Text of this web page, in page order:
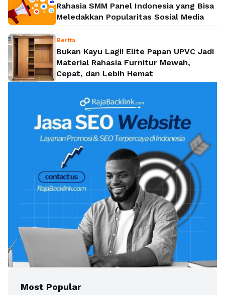
Rahasia SMM Panel Indonesia yang Bisa
Meledakkan Popularitas Sosial Media
Berita
Bukan Kayu Lagi! Elite Papan UPVC Jadi
Material Rahasia Furnitur Mewah,
Cepat, dan Lebih Hemat
Most Popular